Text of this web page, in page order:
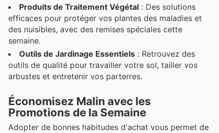
Produits de Traitement Végétal : Des solutions
efficaces pour protéger vos plantes des maladies et
des nuisibles, avec des remises spéciales cette
semaine.
Outils de Jardinage Essentiels : Retrouvez des
outils de qualité pour travailler votre sol, tailler vos
arbustes et entretenir vos parterres.
Économisez Malin avec les
Promotions de la Semaine
Adopter de bonnes habitudes d'achat vous permet de